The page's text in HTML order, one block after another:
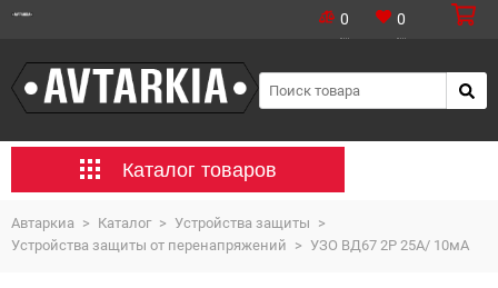
0 0
Каталог товаров
Автаркиа > Каталог > Устройства защиты >
Устройства защиты от перенапряжений > УЗО ВД67 2Р 25А/ 10мА